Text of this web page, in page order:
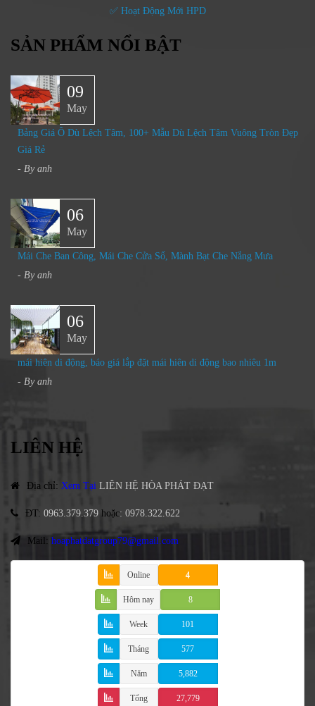
✅ Hoạt Động Mới HPD
SẢN PHẨM NỔI BẬT
09
May
Bảng Giá Ô Dù Lệch Tâm, 100+ Mẫu Dù Lệch Tâm Vuông Tròn Đẹp
Giá Rẻ
- By anh
06
May
Mái Che Ban Công, Mái Che Cửa Sổ, Mành Bạt Che Nắng Mưa
- By anh
06
May
mái hiên di động, báo giá lắp đặt mái hiên di động bao nhiêu 1m
- By anh
LIÊN HỆ
Địa chỉ: Xem Tại LIÊN HỆ HÒA PHÁT ĐẠT
ĐT: 0963.379.379 hoặc: 0978.322.622
Mail: hoaphatdatgroup79@gmail.com
Online 4
Hôm nay 8
Week 101
Tháng 577
Năm 5,882
Tổng 27,779